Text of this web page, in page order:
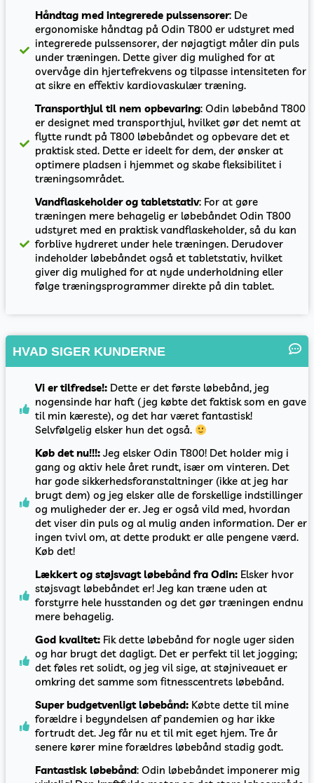
Håndtag med integrerede pulssensorer: De
ergonomiske håndtag på Odin T800 er udstyret med
integrerede pulssensorer, der nøjagtigt måler din puls
under træningen. Dette giver dig mulighed for at
overvåge din hjertefrekvens og tilpasse intensiteten for
at sikre en effektiv kardiovaskulær træning.
Transporthjul til nem opbevaring: Odin løbebånd T800
er designet med transporthjul, hvilket gør det nemt at
flytte rundt på T800 løbebåndet og opbevare det et
praktisk sted. Dette er ideelt for dem, der ønsker at
optimere pladsen i hjemmet og skabe fleksibilitet i
træningsområdet.
Vandflaskeholder og tabletstativ: For at gøre
træningen mere behagelig er løbebåndet Odin T800
udstyret med en praktisk vandflaskeholder, så du kan
forblive hydreret under hele træningen. Derudover
indeholder løbebåndet også et tabletstativ, hvilket
giver dig mulighed for at nyde underholdning eller
følge træningsprogrammer direkte på din tablet.
HVAD SIGER KUNDERNE
Vi er tilfredse!: Dette er det første løbebånd, jeg
nogensinde har haft (jeg købte det faktisk som en gave
til min kæreste), og det har været fantastisk!
Selvfølgelig elsker hun det også.
Køb det nu!!!: Jeg elsker Odin T800! Det holder mig i
gang og aktiv hele året rundt, især om vinteren. Det
har gode sikkerhedsforanstaltninger (ikke at jeg har
brugt dem) og jeg elsker alle de forskellige indstillinger
og muligheder der er. Jeg er også vild med, hvordan
det viser din puls og al mulig anden information. Der er
ingen tvivl om, at dette produkt er alle pengene værd.
Køb det!
Lækkert og støjsvagt løbebånd fra Odin: Elsker hvor
støjsvagt løbebåndet er! Jeg kan træne uden at
forstyrre hele husstanden og det gør træningen endnu
mere behagelig.
God kvalitet: Fik dette løbebånd for nogle uger siden
og har brugt det dagligt. Det er perfekt til let jogging;
det føles ret solidt, og jeg vil sige, at støjniveauet er
omkring det samme som fitnesscentrets løbebånd.
Super budgetvenligt løbebånd: Købte dette til mine
forældre i begyndelsen af pandemien og har ikke
fortrudt det. Jeg får nu et til mit eget hjem. Tre år
senere kører mine forældres løbebånd stadig godt.
Fantastisk løbebånd: Odin løbebåndet imponerer mig